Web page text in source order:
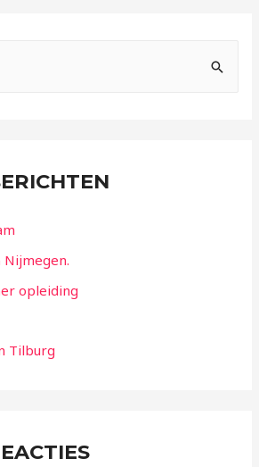
Nijmegen.
opleiding
Tilburg